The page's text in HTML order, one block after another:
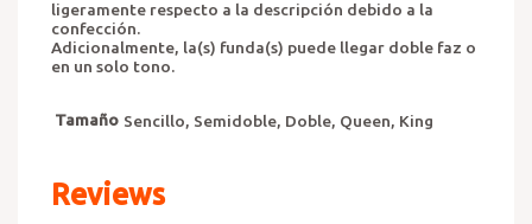
ligeramente respecto a la descripción debido a la
confección.
Adicionalmente, la(s) funda(s) puede llegar doble faz o
en un solo tono.
Tamaño Sencillo, Semidoble, Doble, Queen, King
Reviews